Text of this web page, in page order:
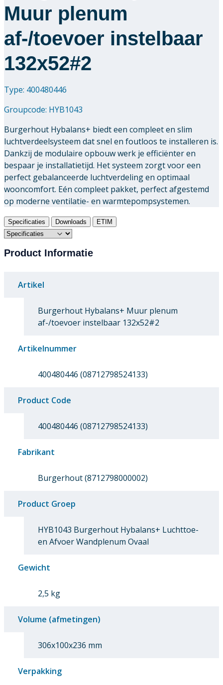
Muur plenum
af-/toevoer instelbaar
132x52#2
Type: 400480446
Groupcode: HYB1043
Burgerhout Hybalans+ biedt een compleet en slim
luchtverdeelsysteem dat snel en foutloos te installeren is.
Dankzij de modulaire opbouw werk je efficiënter en
bespaar je installatietijd. Het systeem zorgt voor een
perfect gebalanceerde luchtverdeling en optimaal
wooncomfort. Eén compleet pakket, perfect afgestemd
op moderne ventilatie- en warmtepompsystemen.
Specificaties Downloads ETIM
Product Informatie
Artikel
Burgerhout Hybalans+ Muur plenum
af-/toevoer instelbaar 132x52#2
Artikelnummer
400480446 (08712798524133)
Product Code
400480446 (08712798524133)
Fabrikant
Burgerhout (8712798000002)
Product Groep
HYB1043 Burgerhout Hybalans+ Luchttoe-
en Afvoer Wandplenum Ovaal
Gewicht
2,5 kg
Volume (afmetingen)
306x100x236 mm
Verpakking